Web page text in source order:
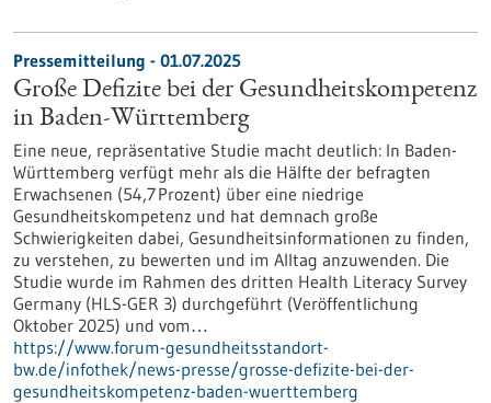
Pressemitteilung - 01.07.2025
Große Defizite bei der Gesundheitskompetenz
in Baden-Württemberg
Eine neue, repräsentative Studie macht deutlich: In Baden-
Württemberg verfügt mehr als die Hälfte der befragten
Erwachsenen (54,7 Prozent) über eine niedrige
Gesundheitskompetenz und hat demnach große
Schwierigkeiten dabei, Gesundheitsinformationen zu finden,
zu verstehen, zu bewerten und im Alltag anzuwenden. Die
Studie wurde im Rahmen des dritten Health Literacy Survey
Germany (HLS-GER 3) durchgeführt (Veröffentlichung
Oktober 2025) und vom…
https://www.forum-gesundheitsstandort-
bw.de/infothek/news-presse/grosse-defizite-bei-der-
gesundheitskompetenz-baden-wuerttemberg